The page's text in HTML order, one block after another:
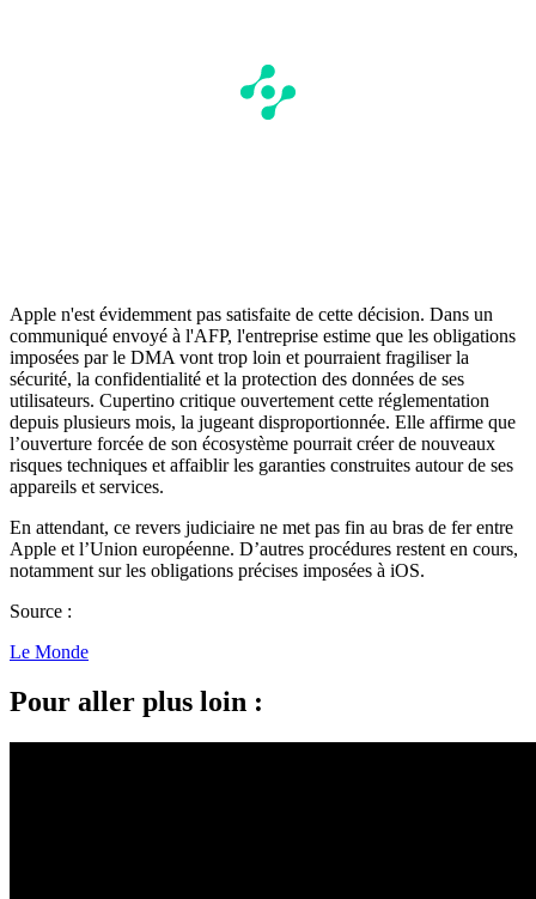
Apple n'est évidemment pas satisfaite de cette décision. Dans un
communiqué envoyé à l'AFP, l'entreprise estime que les obligations
imposées par le DMA vont trop loin et pourraient fragiliser la
sécurité, la confidentialité et la protection des données de ses
utilisateurs. Cupertino critique ouvertement cette réglementation
depuis plusieurs mois, la jugeant disproportionnée. Elle affirme que
l’ouverture forcée de son écosystème pourrait créer de nouveaux
risques techniques et affaiblir les garanties construites autour de ses
appareils et services.
En attendant, ce revers judiciaire ne met pas fin au bras de fer entre
Apple et l’Union européenne. D’autres procédures restent en cours,
notamment sur les obligations précises imposées à iOS.
Source :
Le Monde
Pour aller plus loin :